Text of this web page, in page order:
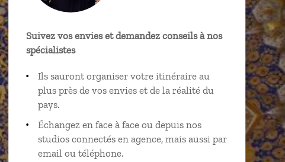
Suivez vos envies et demandez conseils à nos
spécialistes
Ils sauront organiser votre itinéraire au
plus près de vos envies et de la réalité du
pays.
Échangez en face à face ou depuis nos
studios connectés en agence, mais aussi par
email ou téléphone.